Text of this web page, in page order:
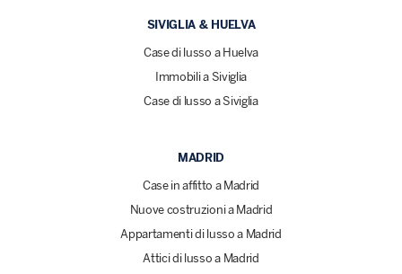
SIVIGLIA & HUELVA
Case di lusso a Huelva
Immobili a Siviglia
Case di lusso a Siviglia
MADRID
Case in affitto a Madrid
Nuove costruzioni a Madrid
Appartamenti di lusso a Madrid
Attici di lusso a Madrid